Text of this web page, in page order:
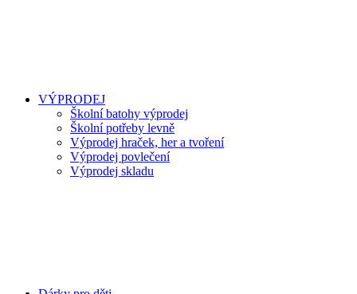
VÝPRODEJ
Školní batohy výprodej
Školní potřeby levně
Výprodej hraček, her a tvoření
Výprodej povlečení
Výprodej skladu